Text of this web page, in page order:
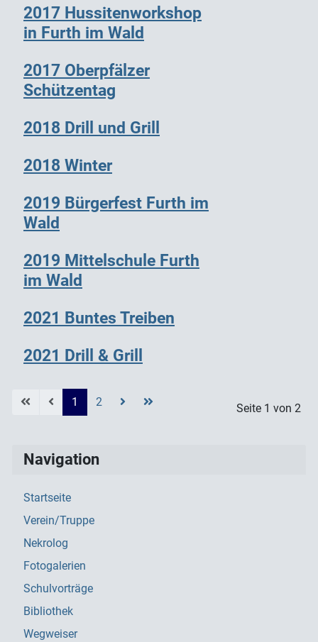
2017 Hussitenworkshop
in Furth im Wald
2017 Oberpfälzer
Schützentag
2018 Drill und Grill
2018 Winter
2019 Bürgerfest Furth im
Wald
2019 Mittelschule Furth
im Wald
2021 Buntes Treiben
2021 Drill & Grill
Seite 1 von 2
1 2
Navigation
Startseite
Verein/Truppe
Nekrolog
Fotogalerien
Schulvorträge
Bibliothek
Wegweiser